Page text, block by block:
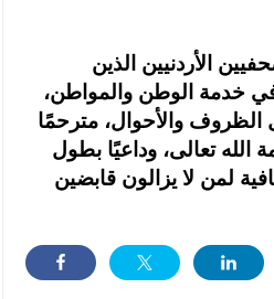
الأردنيين الذين
خدمة الوطن والمواطن،
الظروف والأحوال، مترحمًا
الله تعالى، وداعيًا بطول
لمن لا يزالون قابضين